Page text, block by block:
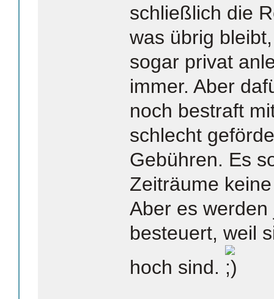
schließlich die
was übrig
sogar privat
immer. Aber
noch bestraft
schlecht
Gebühren. Es
Zeiträume
Aber es
besteuert, weil
hoch sind.